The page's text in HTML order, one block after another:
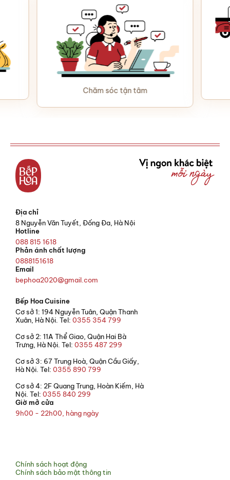
Chăm sóc tận tâm
Địa chỉ
8 Nguyễn Văn Tuyết, Đống Đa, Hà Nội
Hotline
088 815 1618
Phản ánh chất lượng
0888151618
Email
bephoa2020@gmail.com
Bếp Hoa Cuisine
Cơ sở 1: 194 Nguyễn Tuân, Quận Thanh
Xuân, Hà Nội. Tel: 0355 354 799
Cơ sở 2: 11A Thể Giao, Quận Hai Bà
Trưng, Hà Nội. Tel: 0355 487 299
Cơ sở 3: 67 Trung Hoà, Quận Cầu Giấy,
Hà Nội. Tel: 0355 890 799
Cơ sở 4: 2F Quang Trung, Hoàn Kiếm, Hà
Nội. Tel: 0355 840 299
Giờ mở cửa
9h00 - 22h00, hàng ngày
Chính sách hoạt động
Chính sách bảo mật thông tin